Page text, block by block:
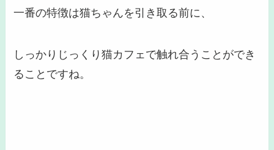
一番の特徴は猫ちゃんを引き取る前に、
しっかりじっくり猫カフェで触れ合うことができ
ることですね。